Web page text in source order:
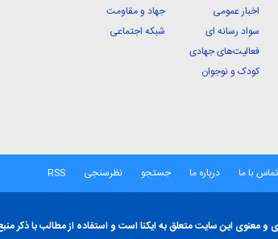
اخبار عمومی
سواد رسانه ای
فعالیت‌های جهادی
کودک و نوجوان
جهاد و مقاومت
شبکه اجتماعی
تماس با ما درباره ما جستجو نظرسنجی RSS
معنوی این سایت متعلق به ایکنا است و استفاده از مطالب با ذکر